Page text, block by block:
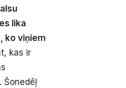
lika
ko viņiem
kas ir
Šonedēļ